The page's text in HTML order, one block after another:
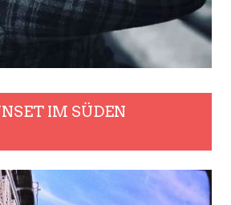
IM SÜDEN